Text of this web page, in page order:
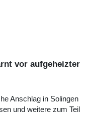
vor aufgeheizter
Anschlag in Solingen
und weitere zum Teil